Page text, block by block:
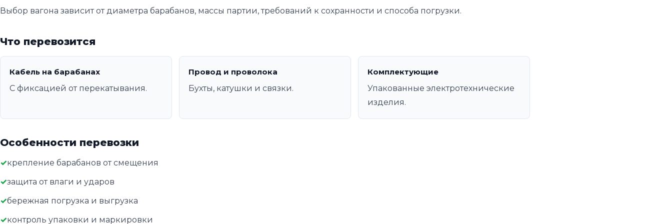
Выбор вагона зависит от диаметра барабанов, массы партии, требований к сохранности и способа погрузки.
Что перевозится
Кабель на барабанах
С фиксацией от перекатывания.
Провод и проволока
Бухты, катушки и связки.
Комплектующие
Упакованные электротехнические
изделия.
Особенности перевозки
крепление барабанов от смещения
защита от влаги и ударов
бережная погрузка и выгрузка
контроль упаковки и маркировки